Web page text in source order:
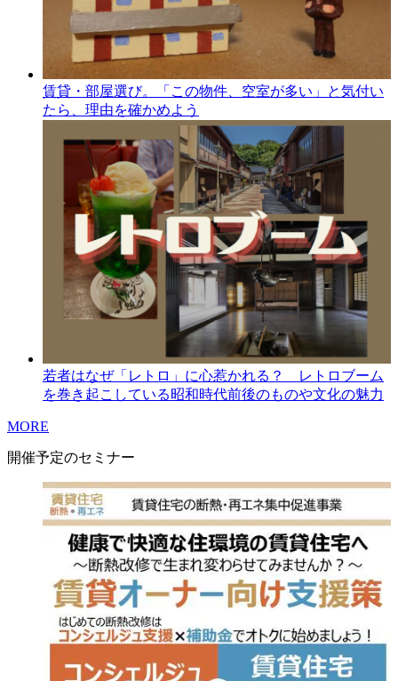
賃貸・部屋選び。「この物件、空室が多い」と気付い
たら、理由を確かめよう
若者はなぜ「レトロ」に心惹かれる？ レトロブーム
を巻き起こしている昭和時代前後のものや文化の魅力
MORE
開催予定のセミナー